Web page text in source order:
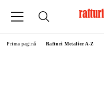
Prima pagină Rafturi Metalice A-Z